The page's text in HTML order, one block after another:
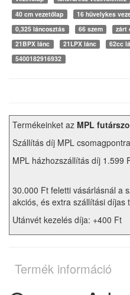
40 cm vezetőlap
16 hüvelykes
0,325 láncosztás
66 szem zárt
21BPX lánc
21LPX lánc 62cc
5400182916932
Termékeinket az MPL
Szállítás díj MPL
MPL házhozszállítás díj 1.599
30.000 Ft feletti vásárlásnál a
akciós, és extra szállítási díjas
Utánvét kezelés díja: +400 Ft
Termék információ